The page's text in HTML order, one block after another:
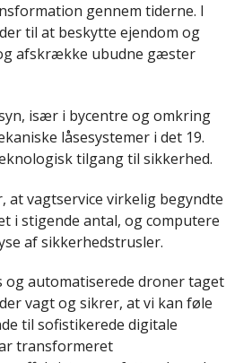
gennem tiderne. I
til at beskytte ejendom og
afskrække ubudne gæster
især i bycentre og omkring
låsesystemer i det 19.
tilgang til sikkerhed.
vagtservice virkelig begyndte
i stigende antal, og computere
af sikkerhedstrusler.
og automatiserede droner taget
vagt og sikrer, at vi kan føle
til sofistikerede digitale
transformeret